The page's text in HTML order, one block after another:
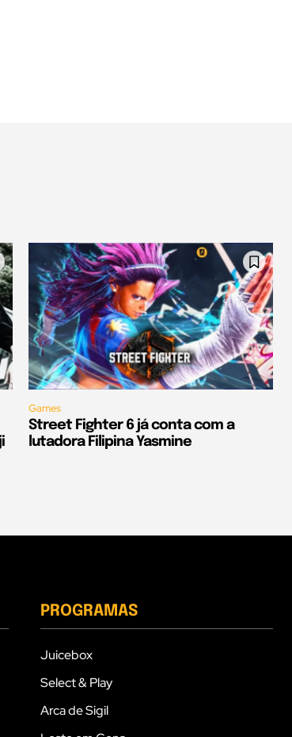
Games
Street Fighter 6 já conta com a
lutadora Filipina Yasmine
PROGRAMAS
Juicebox
Select & Play
Arca de Sigil